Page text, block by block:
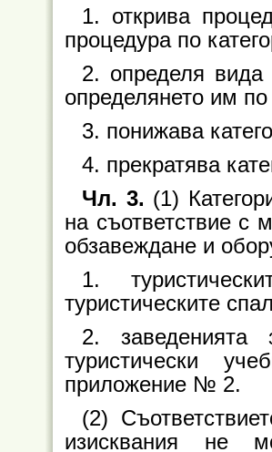
1. открива
процедура по
2. определя вида
определянето им
3. понижава
4. прекратява
Чл. 3. (1)
на съответствие с
обзавеждане и
1.
туристическите
2. заведенията
туристически
приложение № 2.
(2)
изисквания не